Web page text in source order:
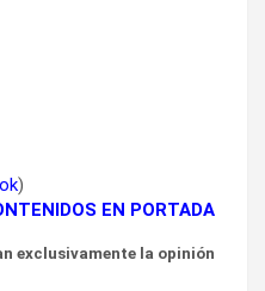
)
EN PORTADA
exclusivamente la opinión